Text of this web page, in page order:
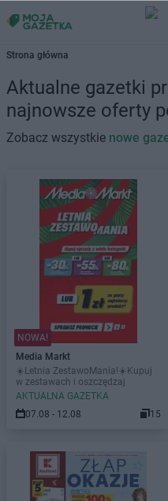
Strona główna
Aktualne gazetki
najnowsze oferty
Zobacz wszystkie nowe
NOWA!
Media Markt
☀️Letnia ZestawoMania!☀️Kupuj
w zestawach i oszczędzaj
AKTUALNA GAZETKA
07.08 - 12.08
15